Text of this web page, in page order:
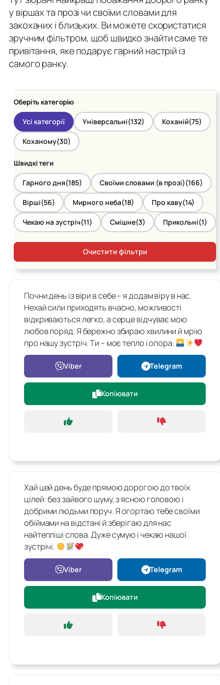
у віршах та прозі чи своїми словами для
закоханих і близьких. Ви можете скористатися
зручним фільтром, щоб швидко знайти саме те
привітання, яке подарує гарний настрій із
самого ранку.
Оберіть категорію
Усі категорії Універсальні(132) Коханій(75)
Коханому(30)
Швидкі теги
Гарного дня(185) Своїми словами (в прозі)(166)
Вірші(56) Мирного неба(18) Про каву(14)
Чекаю на зустріч(11) Смішне(3) Прикольні(1)
Очистити фільтри
Почни день із віри в себе – я додам віру в нас.
Нехай сили приходять вчасно, можливості
відкриваються легко, а серце відчуває мою
любов поряд. Я бережно збираю хвилини й мрію
про нашу зустріч. Ти – моє тепло і опора.
Viber Telegram
Копіювати
Хай цей день буде прямою дорогою до твоїх
цілей: без зайвого шуму, з ясною головою і
добрими людьми поруч. Я огортаю тебе своїми
обіймами на відстані й зберігаю для нас
найтепліші слова. Дуже сумую і чекаю нашої
зустрічі.
Viber Telegram
Копіювати